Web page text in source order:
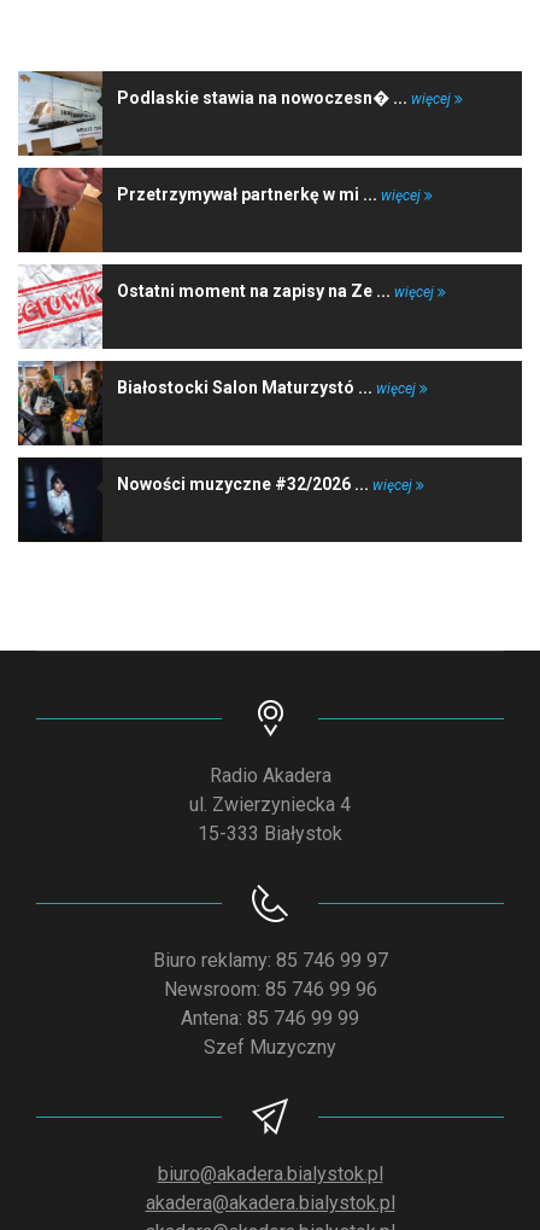
Podlaskie stawia na nowoczesn� ... więcej
Przetrzymywał partnerkę w mi ... więcej
Ostatni moment na zapisy na Ze ... więcej
Białostocki Salon Maturzystó ... więcej
Nowości muzyczne #32/2026 ... więcej
Radio Akadera
ul. Zwierzyniecka 4
15-333 Białystok
Biuro reklamy: 85 746 99 97
Newsroom: 85 746 99 96
Antena: 85 746 99 99
Szef Muzyczny
biuro@akadera.bialystok.pl
akadera@akadera.bialystok.pl